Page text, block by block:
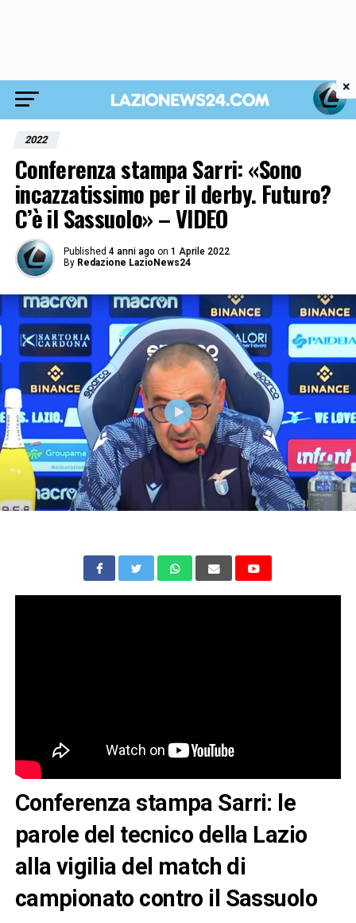
2022
Conferenza stampa Sarri: «Sono
incazzatissimo per il derby. Futuro?
C’è il Sassuolo» – VIDEO
Published 4 anni ago on 1 Aprile 2022
By Redazione LazioNews24
Conferenza stampa Sarri: le
parole del tecnico della Lazio
alla vigilia del match di
campionato contro il Sassuolo
×